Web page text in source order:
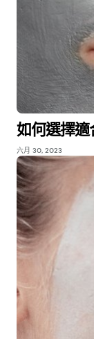
如何選擇
六月 30, 2023